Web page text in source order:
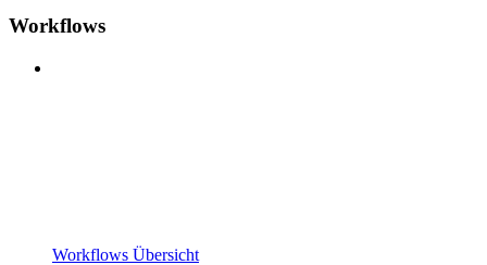
Workflows
Workflows Übersicht